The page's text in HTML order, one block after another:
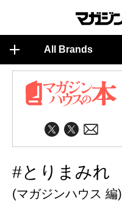
All Brands
#とりまみれ
(マガジンハウス 編)